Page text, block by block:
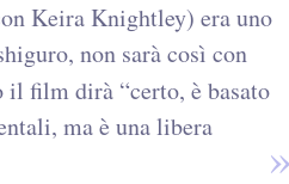
Keira Knightley) era uno
non sarà così con
il film dirà “certo, è basato
ma è una libera